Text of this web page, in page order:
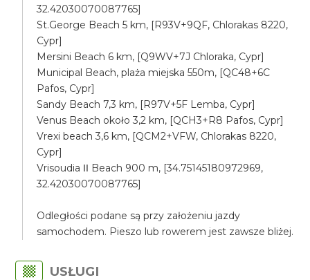
32.42030070087765]
St.George Beach 5 km, [R93V+9QF, Chlorakas 8220,
Cypr]
Mersini Beach 6 km, [Q9WV+7J Chloraka, Cypr]
Municipal Beach, plaża miejska 550m, [QC48+6C
Pafos, Cypr]
Sandy Beach 7,3 km, [R97V+5F Lemba, Cypr]
Venus Beach około 3,2 km, [QCH3+R8 Pafos, Cypr]
Vrexi beach 3,6 km, [QCM2+VFW, Chlorakas 8220,
Cypr]
Vrisoudia ΙΙ Beach 900 m, [34.75145180972969,
32.42030070087765]
Odległości podane są przy założeniu jazdy
samochodem. Pieszo lub rowerem jest zawsze bliżej.
USŁUGI